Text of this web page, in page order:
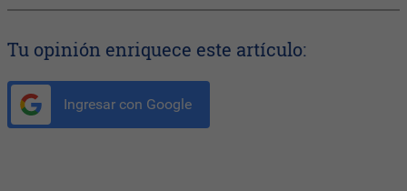
Tu opinión enriquece este artículo:
Ingresar con Google